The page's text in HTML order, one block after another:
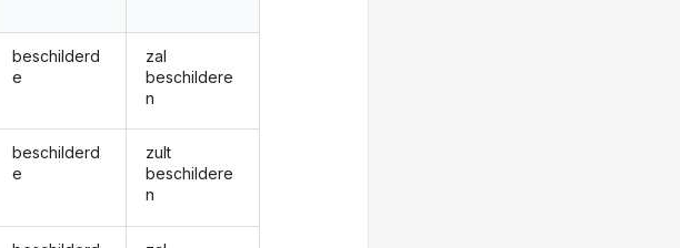
beschilderd
e
beschilderd
e
zal
beschildere
n
zult
beschildere
n